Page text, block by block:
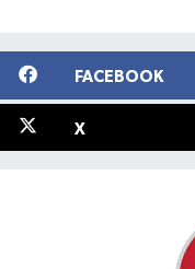
FACEBOOK
X